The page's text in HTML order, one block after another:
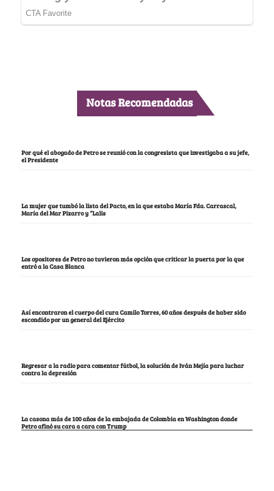
Notas Recomendadas
Por qué el abogado de Petro se reunió con la congresista que investigaba a su jefe,
el Presidente
La mujer que tumbó la lista del Pacto, en la que estaba María Fda. Carrascal,
María del Mar Pizarro y “Lalis
Los opositores de Petro no tuvieron más opción que criticar la puerta por la que
entró a la Casa Blanca
Así encontraron el cuerpo del cura Camilo Torres, 60 años después de haber sido
escondido por un general del Ejército
Regresar a la radio para comentar fútbol, la solución de Iván Mejía para luchar
contra la depresión
La casona más de 100 años de la embajada de Colombia en Washington donde
Petro afinó su cara a cara con Trump